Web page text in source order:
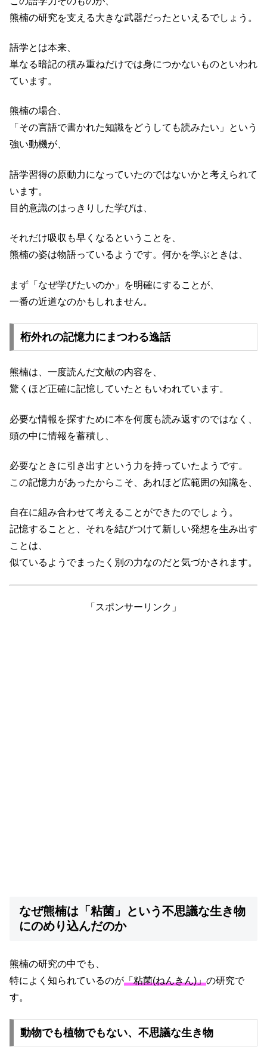
熊楠の研究を支える大きな武器だったといえるでしょう。
語学とは本来、
単なる暗記の積み重ねだけでは身につかないものといわれ
ています。
熊楠の場合、
「その言語で書かれた知識をどうしても読みたい」という
強い動機が、
語学習得の原動力になっていたのではないかと考えられて
います。
目的意識のはっきりした学びは、
それだけ吸収も早くなるということを、
熊楠の姿は物語っているようです。何かを学ぶときは、
まず「なぜ学びたいのか」を明確にすることが、
一番の近道なのかもしれません。
桁外れの記憶力にまつわる逸話
熊楠は、一度読んだ文献の内容を、
驚くほど正確に記憶していたともいわれています。
必要な情報を探すために本を何度も読み返すのではなく、
頭の中に情報を蓄積し、
必要なときに引き出すという力を持っていたようです。
この記憶力があったからこそ、あれほど広範囲の知識を、
自在に組み合わせて考えることができたのでしょう。
記憶することと、それを結びつけて新しい発想を生み出す
ことは、
似ているようでまったく別の力なのだと気づかされます。
「スポンサーリンク」
なぜ熊楠は「粘菌」という不思議な生き物
にのめり込んだのか
熊楠の研究の中でも、
特によく知られているのが「粘菌(ねんきん)」の研究で
す。
動物でも植物でもない、不思議な生き物